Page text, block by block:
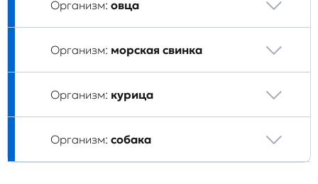
Организм: овца
Организм: морская свинка
Организм: курица
Организм: собака